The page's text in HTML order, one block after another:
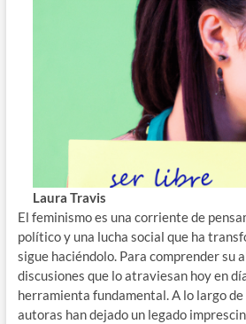
Laura Travis
El feminismo es una corriente de
político y una lucha social que ha
sigue haciéndolo. Para comprender su
discusiones que lo atraviesan hoy en
herramienta fundamental. A lo largo de
autoras han dejado un legado